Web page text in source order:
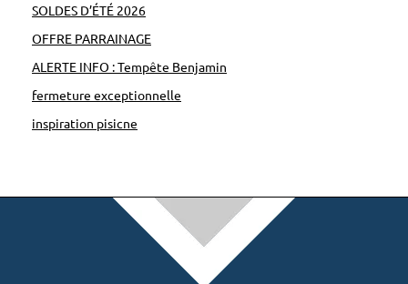
SOLDES D’ÉTÉ 2026
OFFRE PARRAINAGE
ALERTE INFO : Tempête Benjamin
fermeture exceptionnelle
inspiration pisicne